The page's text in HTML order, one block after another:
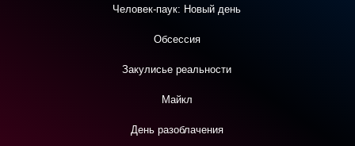
Человек-паук: Новый день
Обсессия
Закулисье реальности
Майкл
День разоблачения